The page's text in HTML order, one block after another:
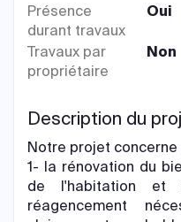
Présence
durant travaux
Oui
Travaux par
propriétaire
Non
Description du
Notre projet concerne
1- la rénovation du
de l'habitation et
réagencement